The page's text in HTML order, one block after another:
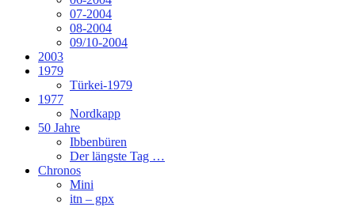
07-2004
08-2004
09/10-2004
2003
1979
Türkei-1979
1977
Nordkapp
50 Jahre
Ibbenbüren
Der längste Tag …
Chronos
Mini
itn – gpx